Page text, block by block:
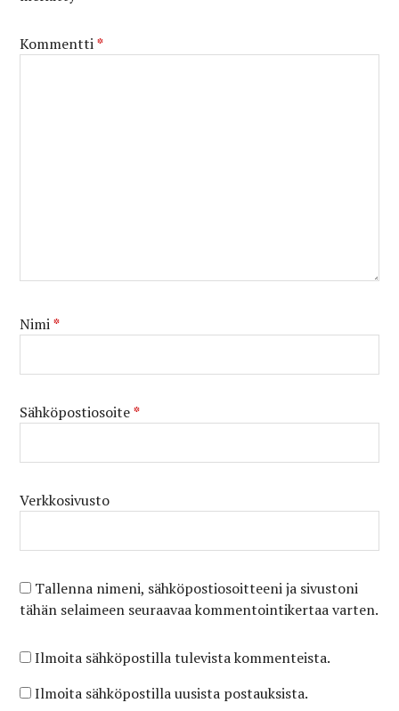
Kommentti*
Nimi*
Sähköpostiosoite*
Verkkosivusto
Tallenna nimeni, sähköpostiosoitteeni ja sivustoni
tähän selaimeen seuraavaa kommentointikertaa varten.
Ilmoita sähköpostilla tulevista kommenteista.
Ilmoita sähköpostilla uusista postauksista.